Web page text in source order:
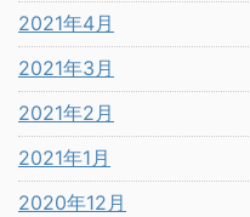
2021年4月
2021年3月
2021年2月
2021年1月
2020年12月